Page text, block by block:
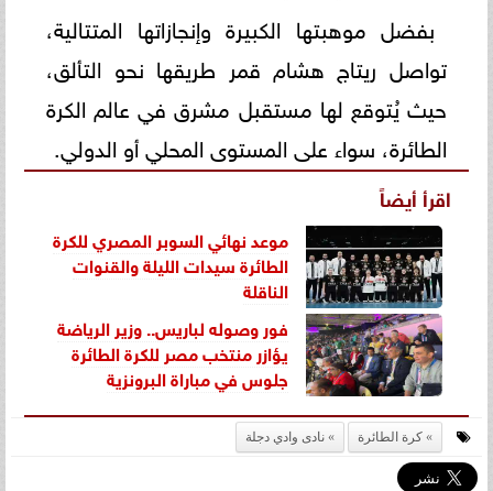
بفضل موهبتها الكبيرة وإنجازاتها المتتالية،
تواصل ريتاج هشام قمر طريقها نحو التألق،
حيث يُتوقع لها مستقبل مشرق في عالم الكرة
الطائرة، سواء على المستوى المحلي أو الدولي.
اقرأ أيضاً
موعد نهائي السوبر المصري للكرة
الطائرة سيدات الليلة والقنوات
الناقلة
فور وصوله لباريس.. وزير الرياضة
يؤازر منتخب مصر للكرة الطائرة
جلوس في مباراة البرونزية
كرة الطائرة نادى وادي دجلة